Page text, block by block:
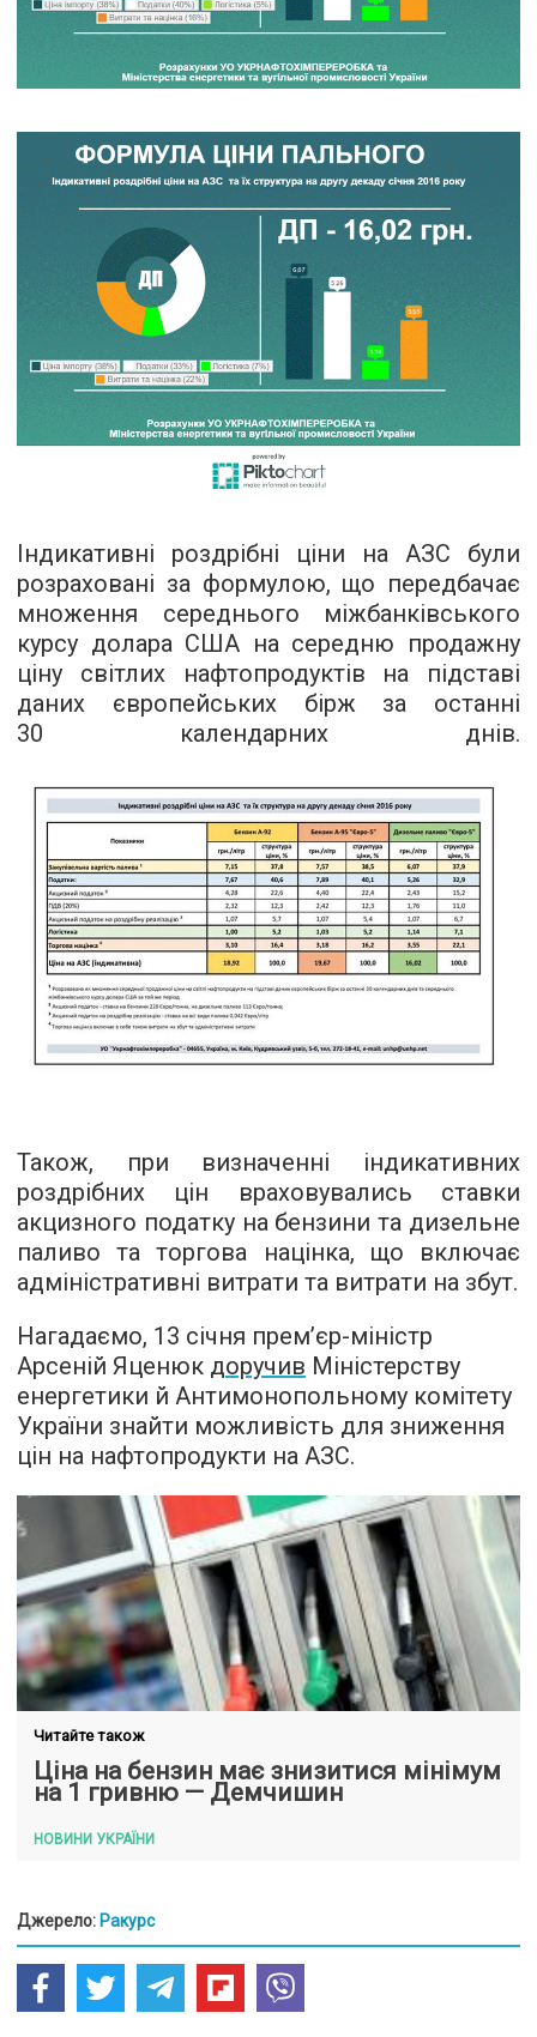
Індикативні роздрібні ціни на АЗС були
розраховані за формулою, що передбачає
множення середнього міжбанківського
курсу долара США на середню продажну
ціну світлих нафтопродуктів на підставі
даних європейських бірж за останні
30 календарних днів.
Також, при визначенні індикативних
роздрібних цін враховувались ставки
акцизного податку на бензини та дизельне
паливо та торгова націнка, що включає
адміністративні витрати та витрати на збут.
Нагадаємо, 13 січня прем’єр-міністр
Арсеній Яценюк доручив Міністерству
енергетики й Антимонопольному комітету
України знайти можливість для зниження
цін на нафтопродукти на АЗС.
Читайте також
Ціна на бензин має знизитися мінімум
на 1 гривню — Демчишин
НОВИНИ УКРАЇНИ
Джерело: Ракурс